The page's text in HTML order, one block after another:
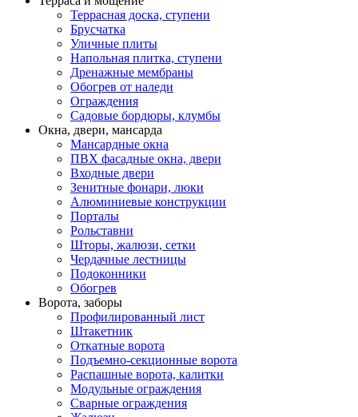
Террасная доска, ступени
Брусчатка
Уличные плиты
Напольная плитка, ступени
Дренажные мембраны
Обогрев от наледи
Ограждения
Садовые бордюры, клумбы
Окна, двери, мансарда
Мансардные окна
ПВХ фасадные окна, двери
Входные двери
Зенитные фонари, люки
Алюминиевые конструкции
Порталы
Рольставни
Шторы, жалюзи, сетки
Чердачные лестницы
Подоконники
Обогрев
Ворота, заборы
Профилированный лист
Штакетник
Откатные ворота
Подъемно-секционные ворота
Распашные ворота, калитки
Модульные ограждения
Сварные ограждения